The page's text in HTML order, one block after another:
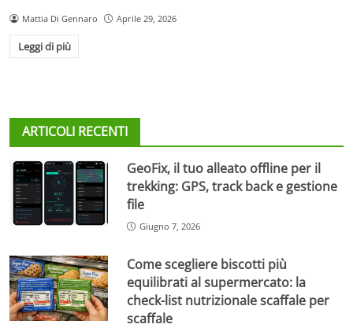
Mattia Di Gennaro Aprile 29, 2026
Leggi di più
ARTICOLI RECENTI
GeoFix, il tuo alleato offline per il
trekking: GPS, track back e gestione
file
Giugno 7, 2026
Come scegliere biscotti più
equilibrati al supermercato: la
check-list nutrizionale scaffale per
scaffale